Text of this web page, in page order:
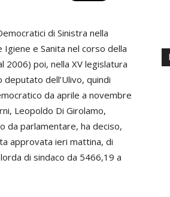
di Sinistra nella
e Sanita nel corso della
2006) poi, nella XV legislatura
dell’Ulivo, quindi
da aprile a novembre
Leopoldo Di Girolamo,
da parlamentare, ha deciso,
approvata ieri mattina, di
di sindaco da 5466,19 a